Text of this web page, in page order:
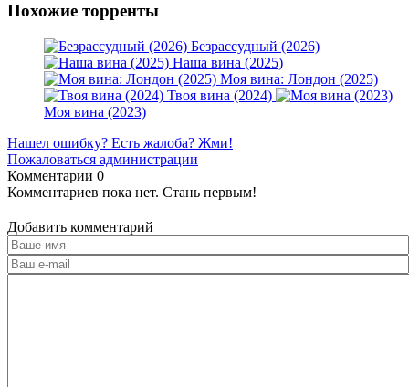
Похожие торренты
Безрассудный (2026)
Наша вина (2025)
Моя вина: Лондон (2025)
Твоя вина (2024)
Моя вина (2023)
Нашел ошибку? Есть жалоба? Жми!
Пожаловаться администрации
Комментарии 0
Комментариев пока нет. Стань первым!
Добавить комментарий